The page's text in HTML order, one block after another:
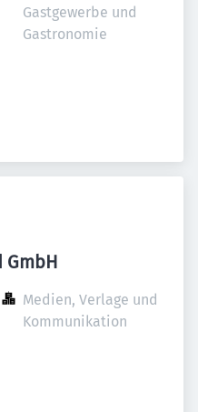
Gastgewerbe und
Gastronomie
Medien, Verlage und
Kommunikation